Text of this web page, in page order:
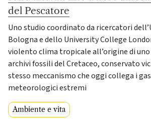
del Pescatore
Uno studio coordinato da ricercatori
Bologna e dello University College
violento clima tropicale all’origine di
archivi fossili del Cretaceo, conservato
stesso meccanismo che oggi collega i
meteorologici estremi
Ambiente e vita